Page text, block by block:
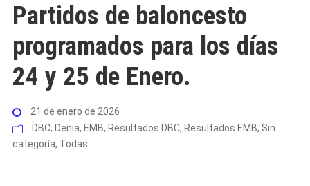
Partidos de baloncesto
programados para los días
24 y 25 de Enero.
21 de enero de 2026
DBC, Denia, EMB, Resultados DBC, Resultados EMB, Sin
categoría, Todas